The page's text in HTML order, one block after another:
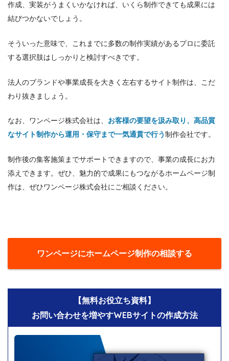
作成、実装がうまくいかなければ、いくら制作できても成果には
結びつかないでしょう。
そういった意味で、これまでに多数の制作実績があるプロに委託
する選択肢はしっかりと検討すべきです。
法人のブランドや事業成長を大きく左右するサイト制作は、こだ
わり抜きましょう。
なお、ワンページ株式会社は、 お客様の要望を汲み取り、高品質
なサイト制作から運用・保守まで一気通貫で行う制作会社です。
制作後の集客施策までサポートできますので、事業の成長にお力
添えできます。ぜひ、魅力的で成果にもつながるホームページ制
作は、ぜひワンページ株式会社にご相談ください。
ワンページにホームページ制作の相談する
【無料お役立ち資料】
お問い合わせを増やすWEBサイトの作成方法